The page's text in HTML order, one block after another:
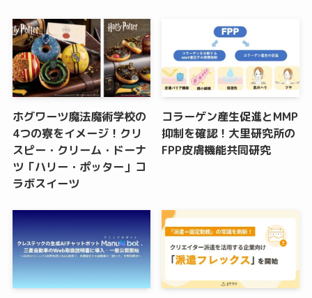
ホグワーツ魔法魔術学校の
4つの寮をイメージ！クリ
スピー・クリーム・ドーナ
ツ「ハリー・ポッター」コ
ラボスイーツ
コラーゲン産生促進とMMP
抑制を確認！大里研究所の
FPP皮膚機能共同研究